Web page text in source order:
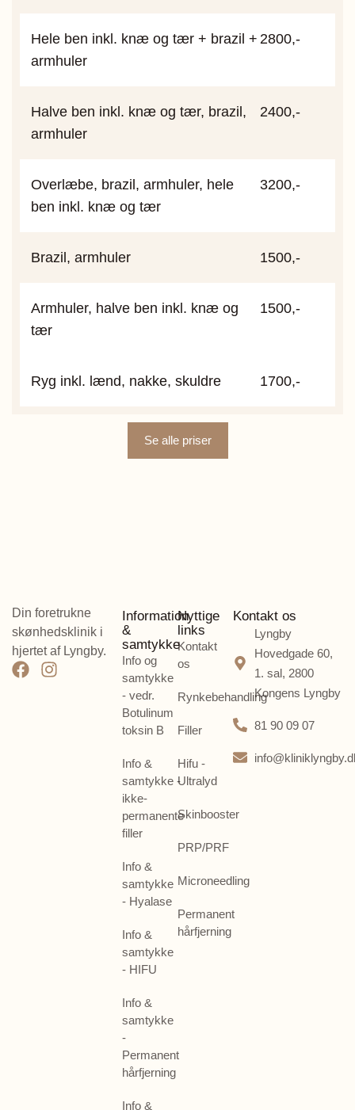
Hele ben inkl. knæ og tær + brazil +
armhuler
2800,-
Halve ben inkl. knæ og tær, brazil,
armhuler
2400,-
Overlæbe, brazil, armhuler, hele
ben inkl. knæ og tær
3200,-
Brazil, armhuler 1500,-
Armhuler, halve ben inkl. knæ og
tær
1500,-
Ryg inkl. lænd, nakke, skuldre 1700,-
Se alle priser
Din foretrukne
skønhedsklinik i
hjertet af Lyngby.
Information
&
samtykke
Info og
samtykke
- vedr.
Botulinum
toksin B
Info &
samtykke -
ikke-
permanente
filler
Info &
samtykke
- Hyalase
Info &
samtykke
- HIFU
Info &
samtykke
-
Permanent
hårfjerning
Info &
Nyttige
links
Kontakt
os
Rynkebehandling
Filler
Hifu -
Ultralyd
Skinbooster
PRP/PRF
Microneedling
Permanent
hårfjerning
Kontakt os
Lyngby
Hovedgade 60,
1. sal, 2800
Kongens Lyngby
81 90 09 07